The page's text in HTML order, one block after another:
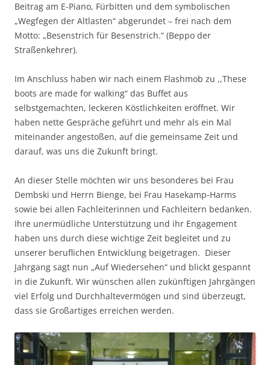
Beitrag am E-Piano, Fürbitten und dem symbolischen
„Wegfegen der Altlasten“ abgerundet – frei nach dem
Motto: „Besenstrich für Besenstrich.“ (Beppo der
Straßenkehrer).
Im Anschluss haben wir nach einem Flashmob zu ,,These
boots are made for walking“ das Buffet aus
selbstgemachten, leckeren Köstlichkeiten eröffnet. Wir
haben nette Gespräche geführt und mehr als ein Mal
miteinander angestoßen, auf die gemeinsame Zeit und
darauf, was uns die Zukunft bringt.
An dieser Stelle möchten wir uns besonderes bei Frau
Dembski und Herrn Bienge, bei Frau Hasekamp-Harms
sowie bei allen Fachleiterinnen und Fachleitern bedanken.
Ihre unermüdliche Unterstützung und ihr Engagement
haben uns durch diese wichtige Zeit begleitet und zu
unserer beruflichen Entwicklung beigetragen. Dieser
Jahrgang sagt nun „Auf Wiedersehen“ und blickt gespannt
in die Zukunft. Wir wünschen allen zukünftigen Jahrgängen
viel Erfolg und Durchhaltevermögen und sind überzeugt,
dass sie Großartiges erreichen werden.